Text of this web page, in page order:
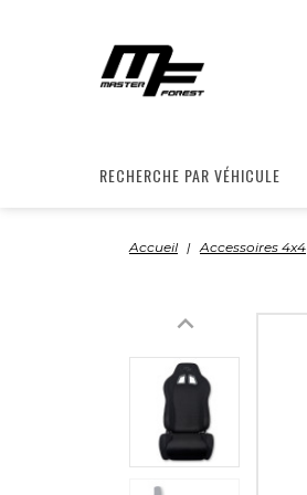
RECHERCHE PAR VÉHICULE
Accueil Accessoires 4x4
